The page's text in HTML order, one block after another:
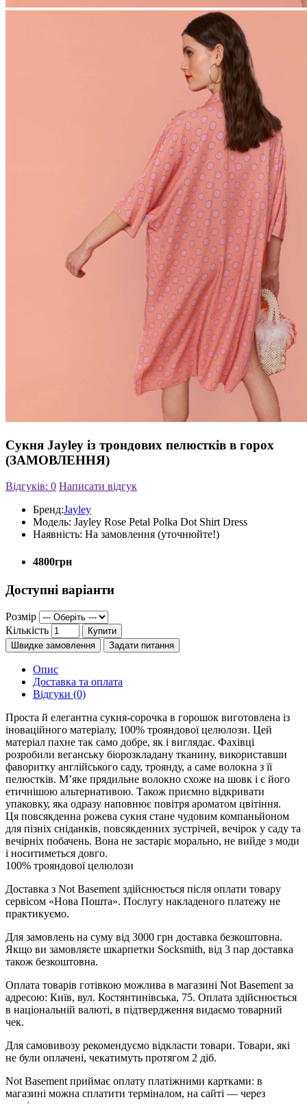
Сукня Jayley із трондових пелюстків в горох
(ЗАМОВЛЕННЯ)
Відгуків: 0 Написати відгук
Бренд:Jayley
Модель: Jayley Rose Petal Polka Dot Shirt Dress
Наявність: На замовлення (уточнюйте!)
4800грн
Доступні варіанти
Розмір
Кількість
Купити
Швидке замовлення
Задати питання
Опис
Доставка та оплата
Відгуки (0)
Проста й елегантна сукня-сорочка в горошок виготовлена із
іноваційного матеріалу, 100% трояндової целюлози. Цей
матеріал пахне так само добре, як і виглядає. Фахівці
розробили веганську біорозкладану тканину, використавши
фаворитку англійського саду, троянду, а саме волокна з її
пелюстків. М’яке прядильне волокно схоже на шовк і є його
етичнішою альтернативою. Також приємно відкривати
упаковку, яка одразу наповнює повітря ароматом цвітіння.
Ця повсякденна рожева сукня стане чудовим компаньйоном
для пізніх сніданків, повсякденних зустрічей, вечірок у саду та
вечірніх побачень. Вона не застаріє морально, не вийде з моди
і носитиметься довго.
100% трояндової целюлози
Доставка з Not Basement здійснюється після оплати товару
сервісом «Нова Пошта». Послугу накладеного платежу не
практикуємо.
Для замовлень на суму від 3000 грн доставка безкоштовна.
Якщо ви замовляєте шкарпетки Socksmith, від 3 пар доставка
також безкоштовна.
Оплата товарів готівкою можлива в магазині Not Basement за
адресою: Київ, вул. Костянтинівська, 75. Оплата здійснюється
в національній валюті, в підтвердження видаємо товарний
чек.
Для самовивозу рекомендуємо відкласти товари. Товари, які
не були оплачені, чекатимуть протягом 2 діб.
Not Basement приймає оплату платіжними картками: в
магазині можна сплатити терміналом, на сайті — через